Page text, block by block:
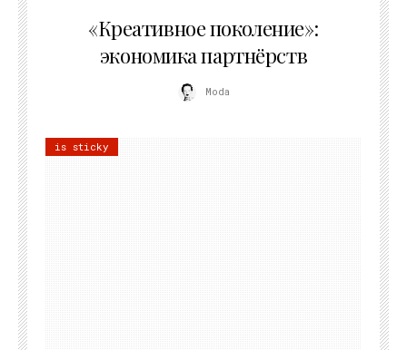
«Креативное поколение»:
экономика партнёрств
Moda
is sticky